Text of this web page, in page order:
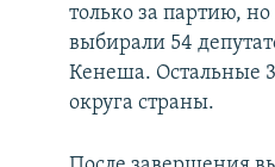
только за партию,
выбирали 54
Кенеша. Остальные
округа страны.